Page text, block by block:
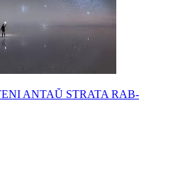
ANTAŬ STRATA RAB-